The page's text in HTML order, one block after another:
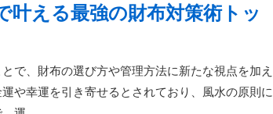
叶える最強の財布対策術トッ
で、財布の選び方や管理方法に新たな視点を加え
や幸運を引き寄せるとされており、風水の原則に